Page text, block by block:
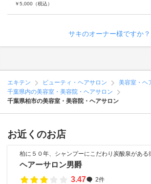
￥5,000 （税込）
サキのオーナー様ですか？
エキテン ビューティ・ヘアサロン
美容室・ヘ
千葉県内の美容室・美容院・ヘアサロン
千葉県柏市の美容室・美容院・ヘアサロン
お近くのお店
柏に５０年、シャンプーにこだわり炭酸泉がある
ヘアーサロン男爵
3.47
2件